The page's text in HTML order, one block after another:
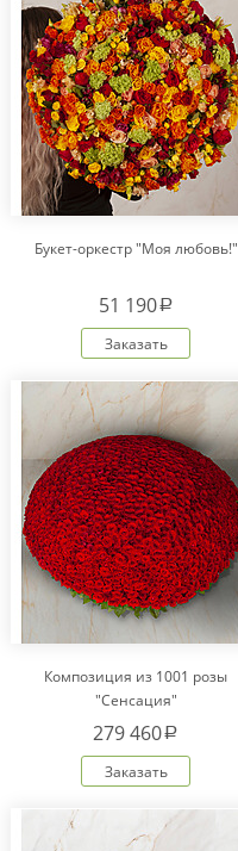
Букет-оркестр "Моя любовь!"
51 190a
Заказать
Композиция из 1001 розы
"Сенсация"
279 460a
Заказать